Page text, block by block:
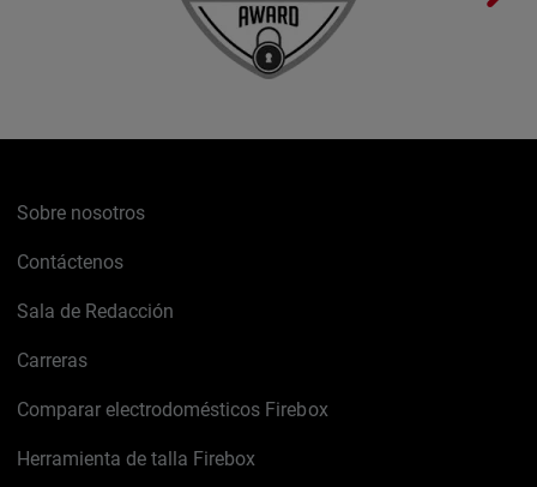
Sobre nosotros
Contáctenos
Sala de Redacción
Carreras
Comparar electrodomésticos Firebox
Herramienta de talla Firebox